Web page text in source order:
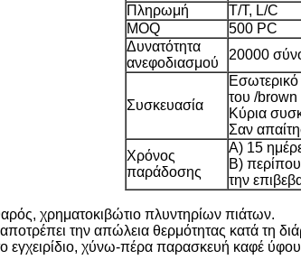
Πληρωμή
T/T, L/C
MOQ
500 PC
Δυνατότητα
ανεφοδιασμού
20000
Συσκευασία
του /brown
Κύρια
Σαν
Χρόνος
παράδοσης
Α) 15
Β)
την
χρηματοκιβώτιο πλυντηρίων πιάτων.
την απώλεια θερμότητας κατά τη
εγχειρίδιο, χύνω-πέρα παρασκευή καφέ